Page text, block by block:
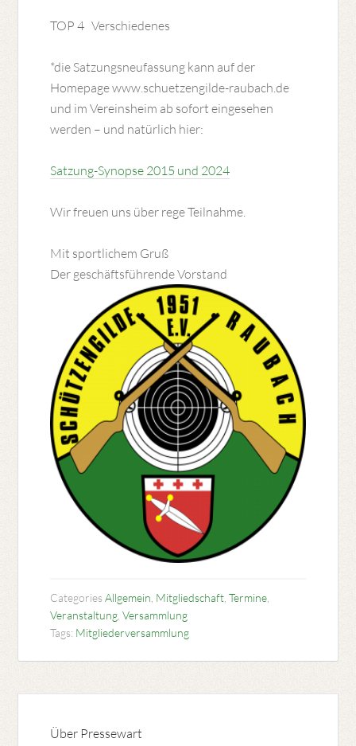
TOP 4 Verschiedenes
*die Satzungsneufassung kann auf der
Homepage www.schuetzengilde-raubach.de
und im Vereinsheim ab sofort eingesehen
werden – und natürlich hier:
Satzung-Synopse 2015 und 2024
Wir freuen uns über rege Teilnahme.
Mit sportlichem Gruß
Der geschäftsführende Vorstand
CategoriesAllgemein Mitgliedschaft ,Termine
Veranstaltung ,Versammlung
Tags: Mitgliederversammlung
Über Pressewart